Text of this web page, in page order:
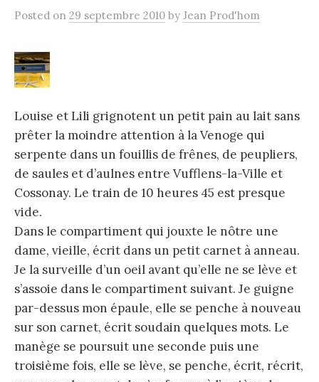
Posted on 29 septembre 2010 by Jean Prod'hom
Louise et Lili grignotent un petit pain au lait sans
prêter la moindre attention à la Venoge qui
serpente dans un fouillis de frênes, de peupliers,
de saules et d’aulnes entre Vufflens-la-Ville et
Cossonay. Le train de 10 heures 45 est presque
vide.
Dans le compartiment qui jouxte le nôtre une
dame, vieille, écrit dans un petit carnet à anneau.
Je la surveille d’un oeil avant qu’elle ne se lève et
s’assoie dans le compartiment suivant. Je guigne
par-dessus mon épaule, elle se penche à nouveau
sur son carnet, écrit soudain quelques mots. Le
manège se poursuit une seconde puis une
troisième fois, elle se lève, se penche, écrit, récrit,